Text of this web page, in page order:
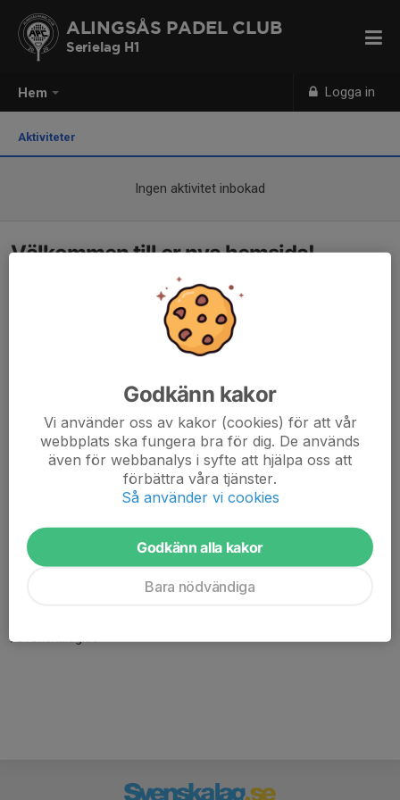
Hem Logga in
ALINGSÅS PADEL CLUB
Serielag H1
Aktiviteter
Ingen aktivitet inbokad
Välkommen till er nya hemsida!
Här hamnar automatiskt de senaste nyheterna på hemsidan. För
/Svenskalag.se
Godkänn kakor
Vi använder oss av kakor (cookies) för att vår
webbplats ska fungera bra för dig. De används
även för webbanalys i syfte att hjälpa oss att
förbättra våra tjänster.
Så använder vi cookies
Godkänn alla kakor
Bara nödvändiga